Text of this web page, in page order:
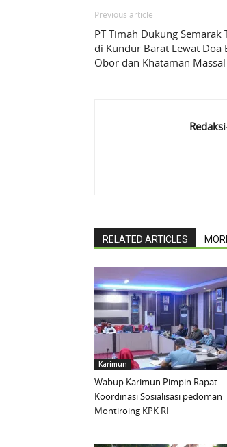
Previous article
PT Timah Dukung Semarak
di Kundur Barat Lewat Doa
Obor dan Khataman Massal
RELATED ARTICLES
Karimun
Wabup Karimun Pimpin Rapat
Koordinasi Sosialisasi pedoman
Montiroing KPK RI